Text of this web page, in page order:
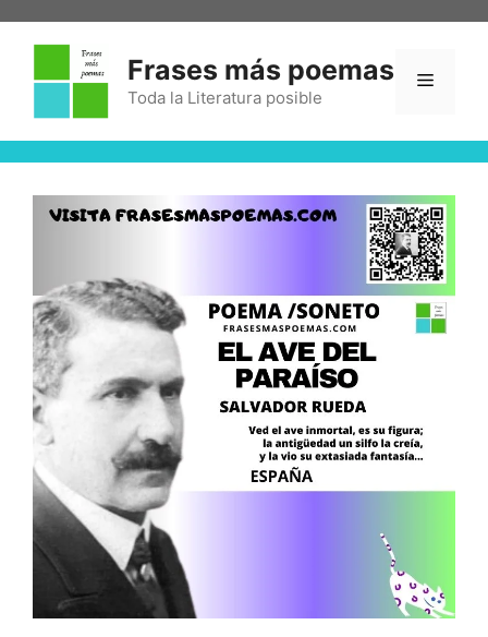
Frases más poemas
Toda la Literatura posible